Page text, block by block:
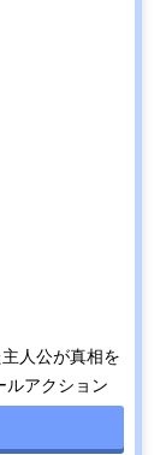
人公が真相を
ルアクション